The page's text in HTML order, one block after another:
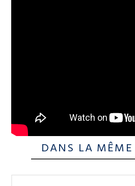
DANS LA